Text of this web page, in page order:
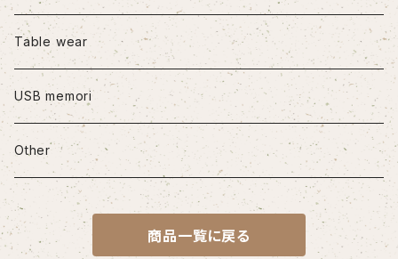
iPhone12/12Pro
iPhone12mini
iPhone12Pro Max
iPhone13
Table wear
USB memori
Other
商品一覧に戻る